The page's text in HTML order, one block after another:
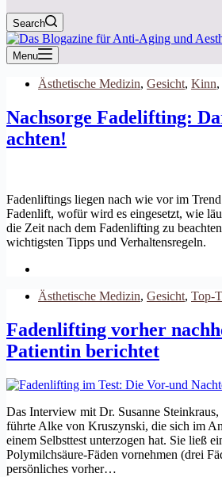
Search
Menu
Ästhetische Medizin, Gesicht, Kinn,
Nachsorge Fadelifting:
achten!
Fadenliftings liegen nach wie vor im
Fadenlift, wofür wird es eingesetzt, wie
die Zeit nach dem Fadenlifting zu
wichtigsten Tipps und Verhaltensregeln.
Ästhetische Medizin, Gesicht, Top-
Fadenlifting vorher
Patientin berichtet
Das Interview mit Dr. Susanne
führte Alke von Kruszynski, die sich im
einem Selbsttest unterzogen hat. Sie ließ
Polymilchsäure-Fäden vornehmen (drei
persönliches vorher…